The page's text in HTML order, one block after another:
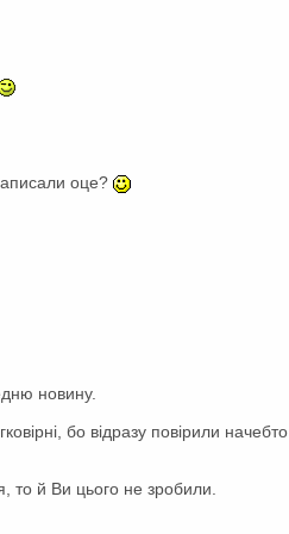
оце?
новину.
бо відразу повірили начебто
то й Ви цього не зробили.